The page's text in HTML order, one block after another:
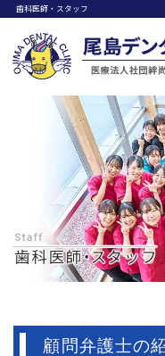
歯科医師・スタッフ
顧問弁護士の